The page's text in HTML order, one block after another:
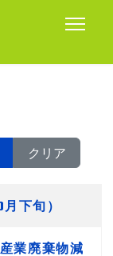
クリア
下旬）
業廃棄物減